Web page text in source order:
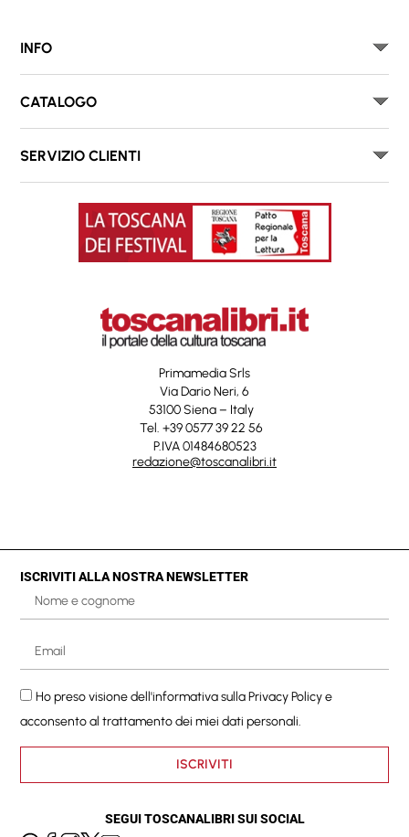
INFO
CATALOGO
SERVIZIO CLIENTI
Primamedia Srls
Via Dario Neri, 6
53100 Siena – Italy
Tel. +39 0577 39 22 56
P.IVA 01484680523
redazione@toscanalibri.it
ISCRIVITI ALLA NOSTRA NEWSLETTER
Ho preso visione dell'informativa sullaPrivacy Policye
acconsento al trattamento dei miei dati personali.
ISCRIVITI
SEGUI TOSCANALIBRI SUI SOCIAL